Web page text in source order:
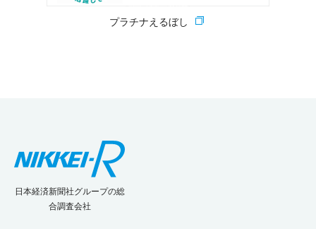
プラチナえるぼし
日本経済新聞社グループの総
合調査会社